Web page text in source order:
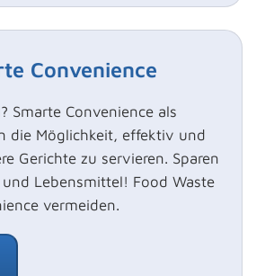
Convenience
Smarte Convenience als
die Möglichkeit, effektiv und
Gerichte zu servieren. Sparen
und Lebensmittel! Food Waste
vermeiden.